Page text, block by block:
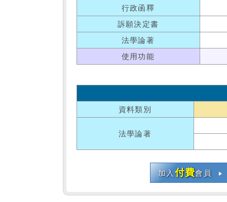
行政函釋
訴願決定書
法學論著
使用功能
資料類別
法學論著
加入付費會員